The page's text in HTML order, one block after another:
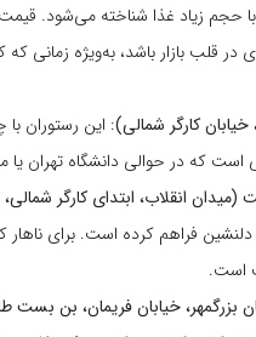
با حجم زیاد غذا شناخته می‌شود.
در قلب بازار باشد، به‌ویژه زمانی که
کارگر شمالی): این رستوران
است که در حوالی دانشگاه تهران یا
(میدان انقلاب، ابتدای کارگر
فراهم کرده است. برای
است.
بزرگمهر، خیابان فریمان، بن بست